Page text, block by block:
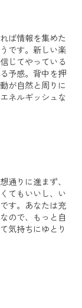
ば情報を集めた
です。新しい楽
じてやっている
予感。背中を押
が自然と周りに
ネルギッシュな
通りに進まず、
てもいいし、い
す。あなたは充
ので、もっと自
気持ちにゆとり